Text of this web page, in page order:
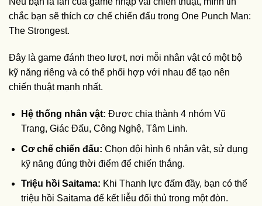
chắc bạn sẽ thích cơ chế chiến đấu trong One Punch Man:
The Strongest.
Đây là game đánh theo lượt, nơi mỗi nhân vật có một bộ
kỹ năng riêng và có thể phối hợp với nhau để tạo nên
chiến thuật mạnh nhất.
Hệ thống nhân vật: Được chia thành 4 nhóm Vũ
Trang, Giác Đấu, Công Nghệ, Tâm Linh.
Cơ chế chiến đấu: Chọn đội hình 6 nhân vật, sử dụng
kỹ năng đúng thời điểm để chiến thắng.
Triệu hồi Saitama: Khi Thanh lực đấm đầy, bạn có thể
triệu hồi Saitama để kết liễu đối thủ trong một đòn.